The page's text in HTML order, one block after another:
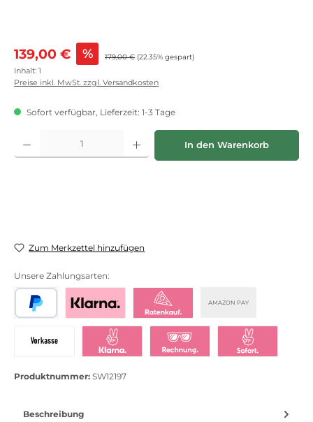
Verkaufspreis:
139,00 € % Regulärer Preis:
179,00 € (22.35% gespart)
Inhalt: 1
Preise inkl. MwSt. zzgl. Versandkosten
Sofort verfügbar, Lieferzeit: 1-3 Tage
Produkt Anzahl: Gib den gewünschten Wert ein oder benutze die
In den Warenkorb
Zum Merkzettel hinzufügen
Unsere Zahlungsarten:
AMAZON PAY
Produktnummer: SW12197
Beschreibung